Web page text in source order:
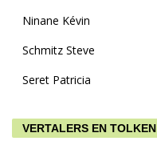
Ninane Kévin
Schmitz Steve
Seret Patricia
VERTALERS EN TOLKEN